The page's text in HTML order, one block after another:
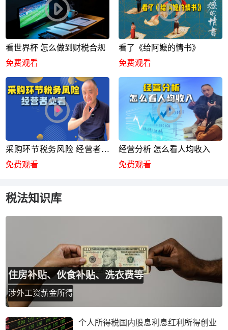
看世界杯 怎么做到财税合规
免费观看
看了《给阿嬷的情书》
免费观看
采购环节税务风险 经营者必
看
免费观看
经营分析 怎么看人均收入
免费观看
税法知识库
住房补贴、伙食补贴、洗衣费等
涉外工资薪金所得
个人所得税国内股息利息红利所得创业